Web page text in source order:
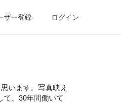
ザー登録 ログイン
います。写真映え
、30年間働いて